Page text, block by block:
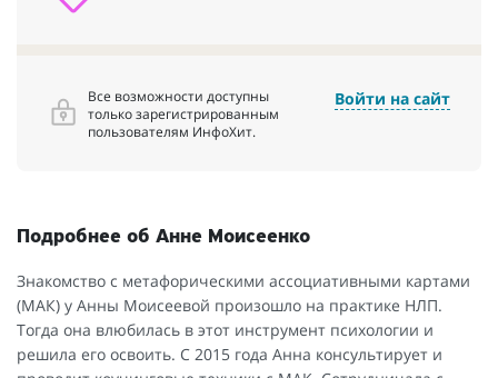
Все возможности доступны
только зарегистрированным
пользователям ИнфоХит.
Войти на сайт
Подробнее об Анне Моисеенко
Знакомство с метафорическими ассоциативными картами
(МАК) у Анны Моисеевой произошло на практике НЛП.
Тогда она влюбилась в этот инструмент психологии и
решила его освоить. С 2015 года Анна консультирует и